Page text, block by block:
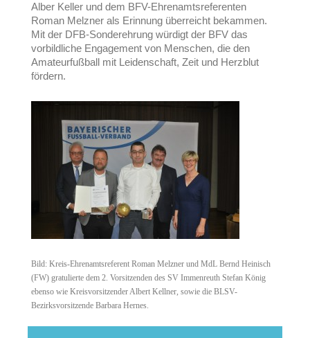
Alber Keller und dem BFV-Ehrenamtsreferenten
Roman Melzner als Erinnung überreicht bekammen.
Mit der DFB-Sonderehrung würdigt der BFV das
vorbildliche Engagement von Menschen, die den
Amateurfußball mit Leidenschaft, Zeit und Herzblut
fördern.
Bild: Kreis-Ehrenamtsreferent Roman Melzner und MdL Bernd Heinisch
(FW) gratulierte dem 2. Vorsitzenden des SV Immenreuth Stefan König
ebenso wie Kreisvorsitzender Albert Kellner, sowie die BLSV-
Bezirksvorsitzende Barbara Hernes.